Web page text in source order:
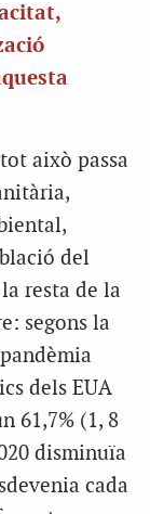
això passa
del
resta de la
segons la
dels EUA
61,7% (1, 8
disminuïa
cada